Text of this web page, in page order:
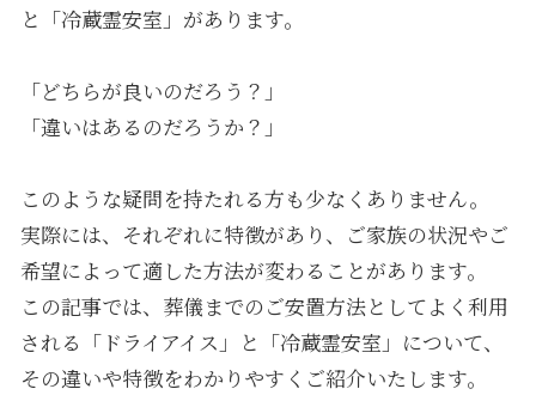
と「冷蔵霊安室」があります。
「どちらが良いのだろう？」
「違いはあるのだろうか？」
このような疑問を持たれる方も少なくありません。
実際には、それぞれに特徴があり、ご家族の状況やご
希望によって適した方法が変わることがあります。
この記事では、葬儀までのご安置方法としてよく利用
される「ドライアイス」と「冷蔵霊安室」について、
その違いや特徴をわかりやすくご紹介いたします。